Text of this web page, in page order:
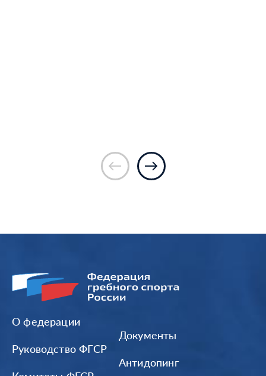
О федерации
Руководство ФГСР
Документы
Антидопинг